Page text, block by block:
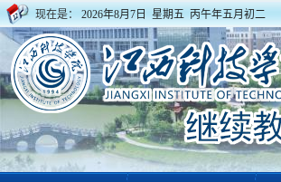
现在是： 2026年8月7日 星期五 丙午年五月初二